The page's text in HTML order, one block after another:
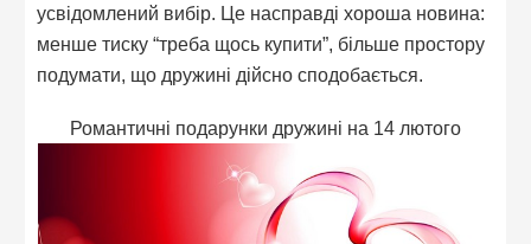
усвідомлений вибір. Це насправді хороша новина:
менше тиску “треба щось купити”, більше простору
подумати, що дружині дійсно сподобається.
Романтичні подарунки дружині на 14 лютого